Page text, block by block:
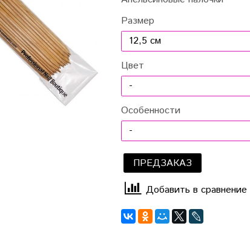
Размер
Цвет
Особенности
ПРЕДЗАКАЗ
Добавить в сравнение